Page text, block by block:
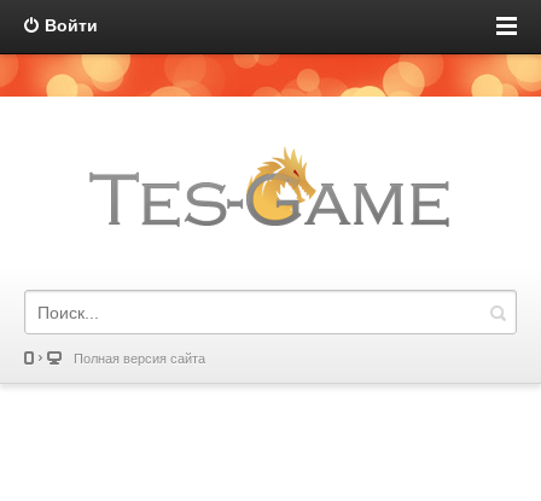
Войти
Полная версия сайта